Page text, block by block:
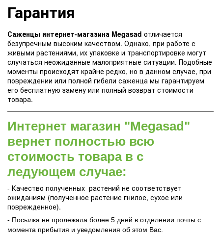
Гарантия
Саженцы интернет-магазина Megasad отличается
безупречным высоким качеством. Однако, при работе с
живыми растениями, их упаковке и транспортировке могут
случаться неожиданные малоприятные ситуации. Подобные
моменты происходят крайне редко, но в данном случае, при
повреждении или полной гибели саженца мы гарантируем
его бесплатную замену или полный возврат стоимости
товара.
Интернет магазин "Megasad"
вернет полностью всю
стоимость товара в с
ледующем случае:
- Качество полученных растений не соответствует
ожиданиям (полученное растение гнилое, сухое или
поврежденное).
- Посылка не пролежала более 5 дней в отделении почты с
момента прибытия и уведомления об этом Вас.